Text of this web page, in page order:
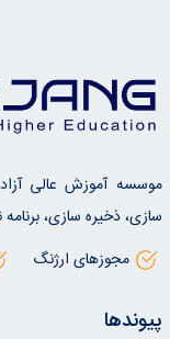
موسسه آموزش عالی
سازی، ذخیره سازی،
مجوزهای ارژنگ
پیوندها